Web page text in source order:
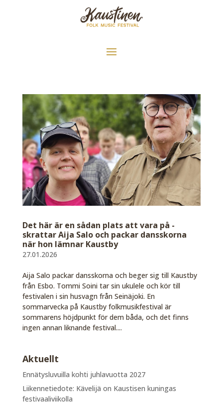
Det här är en sådan plats att vara på -
skrattar Aija Salo och packar dansskorna
när hon lämnar Kaustby
27.01.2026
Aija Salo packar dansskorna och beger sig till Kaustby
från Esbo. Tommi Soini tar sin ukulele och kör till
festivalen i sin husvagn från Seinäjoki. En
sommarvecka på Kaustby folkmusikfestival är
sommarens höjdpunkt för dem båda, och det finns
ingen annan liknande festival....
Aktuellt
Ennätysluvuilla kohti juhlavuotta 2027
Liikennetiedote: Kävelijä on Kaustisen kuningas
festivaaliviikolla